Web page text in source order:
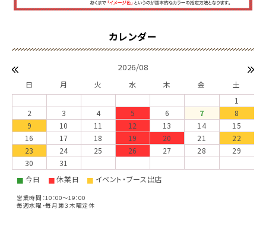
2026/08
日 月 火 水 木 金
土
1
2
3 4 5 6 7
8
9
10 11 12 13 14
15
16
17 18 19 20 21
22
23
24 25 26 27 28
29
30
31
■ 今日 ■休業日 ■ イベント・ブース出店
営業時間：10：00～19：00
毎週水曜・毎月第３木曜定休